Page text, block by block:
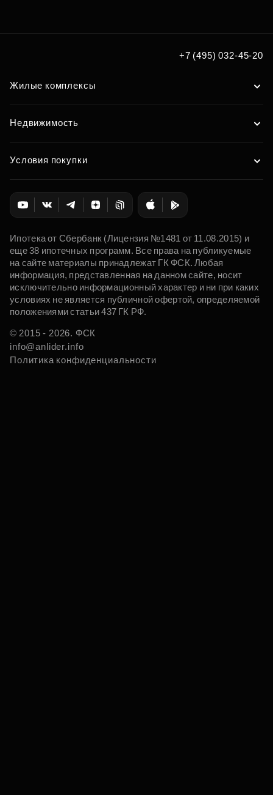
+7 (495) 032-45-20
Жилые комплексы
Недвижимость
Условия покупки
Ипотека от Сбербанк (Лицензия №1481 от 11.08.2015) и
еще 38 ипотечных программ. Все права на публикуемые
на сайте материалы принадлежат ГК ФСК. Любая
информация, представленная на данном сайте, носит
исключительно информационный характер и ни при каких
условиях не является публичной офертой, определяемой
положениями статьи 437 ГК РФ.
© 2015 - 2026. ФСК
info@anlider.info
Политика конфиденциальности